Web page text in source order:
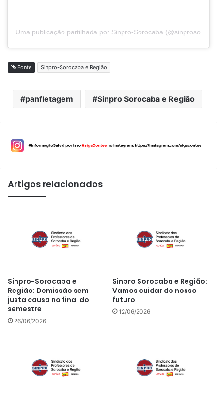
Uma publicação partilhada por Sinpro-Sorocaba
Fonte Sinpro-Sorocaba e Região
panfletagem Sinpro Sorocaba e Região
Artigos relacionados
Sinpro-Sorocaba e
Região: Demissão sem
justa causa no final do
semestre
26/06/2026
Sinpro Sorocaba e Região:
Vamos cuidar do nosso
futuro
12/06/2026